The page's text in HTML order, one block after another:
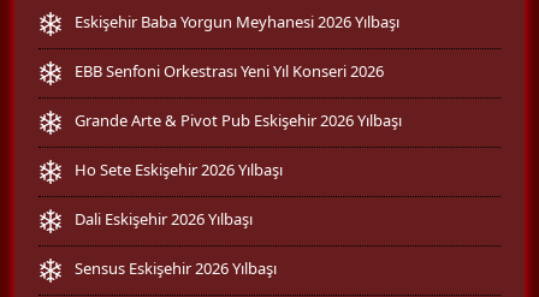
Eskişehir Baba Yorgun Meyhanesi 2026 Yılbaşı
EBB Senfoni Orkestrası Yeni Yıl Konseri 2026
Grande Arte & Pivot Pub Eskişehir 2026 Yılbaşı
Ho Sete Eskişehir 2026 Yılbaşı
Dali Eskişehir 2026 Yılbaşı
Sensus Eskişehir 2026 Yılbaşı